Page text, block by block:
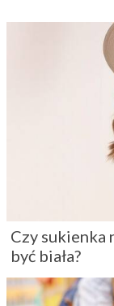
Czy sukienka
być biała?